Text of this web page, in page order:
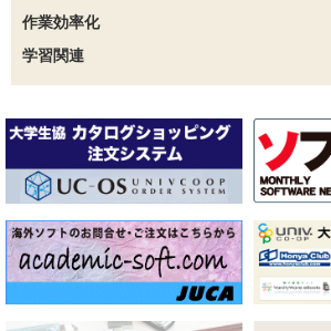
作業効率化
学習関連